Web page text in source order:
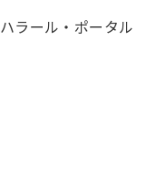
ハラール・ポータル